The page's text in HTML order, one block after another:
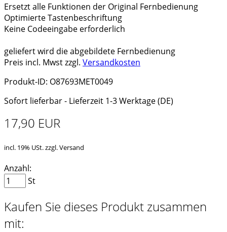
Ersetzt alle Funktionen der Original Fernbedienung
Optimierte Tastenbeschriftung
Keine Codeeingabe erforderlich
geliefert wird die abgebildete Fernbedienung
Preis incl. Mwst zzgl. Versandkosten
Produkt-ID: O87693MET0049
Sofort lieferbar - Lieferzeit 1-3 Werktage (DE)
17,90 EUR
incl. 19% USt. zzgl. Versand
Anzahl:
St
Kaufen Sie dieses Produkt zusammen
mit: